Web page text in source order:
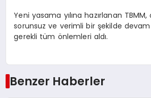
Yeni yasama yılına hazırlanan TBMM,
sorunsuz ve verimli bir şekilde
gerekli tüm önlemleri aldı.
Benzer Haberler